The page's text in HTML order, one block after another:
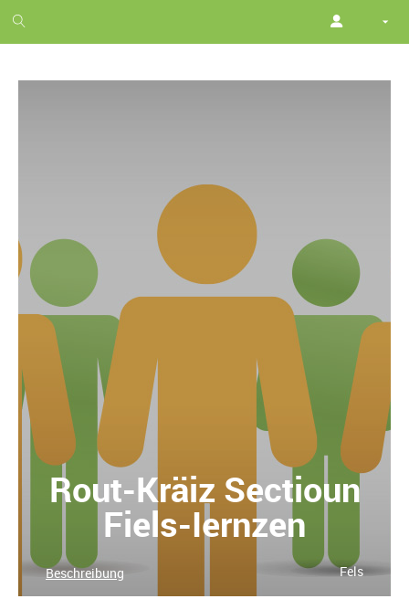
month
Rout-Kräiz Sectioun
Fiels-Iernzen
Fels
Beschreibung